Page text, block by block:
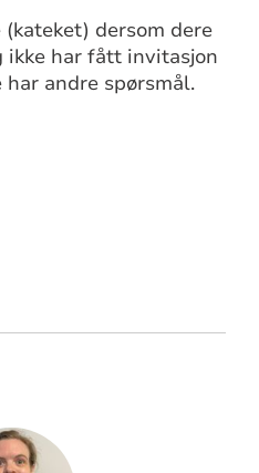
dersom dere
ikke har fått invitasjon
andre spørsmål.